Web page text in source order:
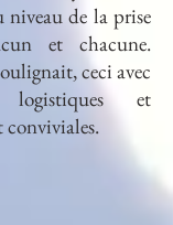
niveau de la prise
et chacune.
ceci avec
et
conviviales.